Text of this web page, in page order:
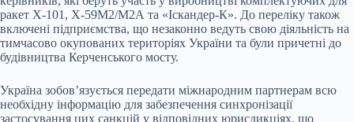
ракет Х-101, Х-59М2/М2А та «Іскандер-К». До переліку також
включені підприємства, що незаконно ведуть свою діяльність на
тимчасово окупованих територіях України та були причетні до
будівництва Керченського мосту.
Україна зобов’язується передати міжнародним партнерам всю
необхідну інформацію для забезпечення синхронізації
застосування цих санкцій у відповідних юрисдикціях, що